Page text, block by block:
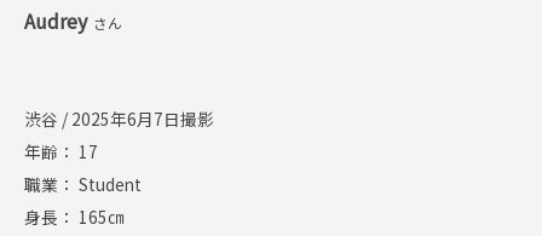
Audrey さん
渋谷 / 2025年6月7日撮影
年齢： 17
職業： Student
身長： 165㎝